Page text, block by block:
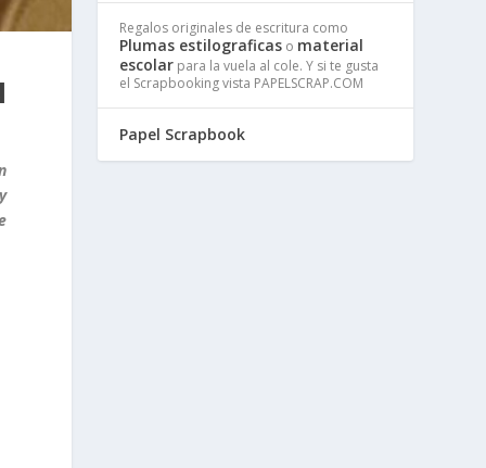
Regalos originales de escritura como
Plumas estilograficas o material
escolar para la vuela al cole. Y si te gusta
el Scrapbooking vista PAPELSCRAP.COM
Papel Scrapbook